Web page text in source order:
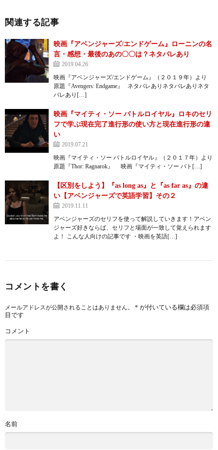
関連する記事
映画『アベンジャーズ/エンドゲーム』ローニンの名
言・感想・最後のあの〇〇は？ネタバレあり
2019.04.26
映画『アベンジャーズ/エンドゲーム』（２０１９年）より
原題『Avengers: Endgame』 ネタバレありネタバレありネタ
バレあり[…]
映画『マイティ・ソー バトルロイヤル』ロキのセリ
フで学ぶ現在完了進行形の使い方と現在進行形の違
い
2019.07.21
映画『マイティ・ソー バトルロイヤル』（２０１７年）より
原題『Thor: Ragnarok』 映画『マイティ・ソー バト[…]
【区別をしよう】『as long as』と『as far as』の違
い【アベンジャーズで英語学習】その２
2019.11.11
アベンジャーズのセリフを使って解説していきます！アベン
ジャーズ好きならば、セリフと場面が一致して覚えられます
よ！ こんな人向けの記事です ・映画を英語[…]
コメントを書く
メールアドレスが公開されることはありません。 * が付いている欄は必須項
目です
コメント
名前